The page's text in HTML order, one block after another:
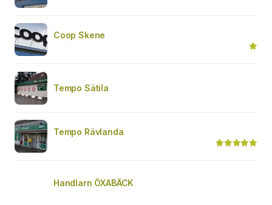
Coop Skene
Tempo Sätila
Tempo Rävlanda
Handlarn ÖXABÄCK